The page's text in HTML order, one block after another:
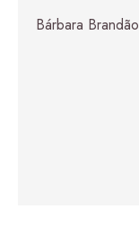
Bárbara Brandão